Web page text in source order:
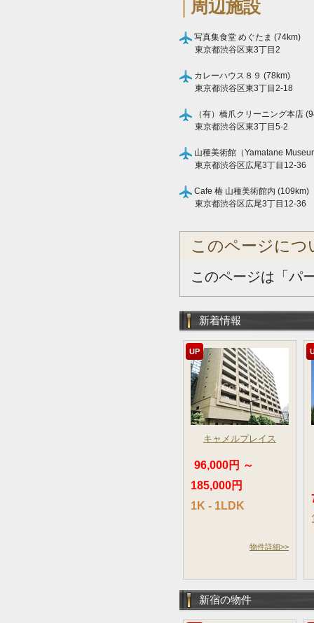
周辺施設
写真集食堂 めぐたま (74km)
東京都渋谷区東3丁目2
カレーハウス８９ (78km)
東京都渋谷区東3丁目2-18
（有）橋爪クリーニング本店
東京都渋谷区東3丁目5-2
山種美術館（Yamatane
東京都渋谷区広尾3丁目12-36
Cafe 椿 山種美術館内 (109km)
東京都渋谷区広尾3丁目12-36
このページにつ
このページは「パ
新着情報
UP
キャメルプレイス
96,000円 ～
185,000円
1K - 1LDK
物件詳細>>
新宿の物件